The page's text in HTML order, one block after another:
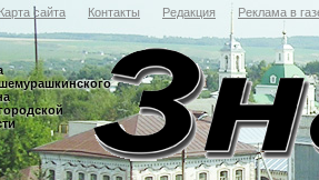
Карта сайта Контакты Редакция Реклама в